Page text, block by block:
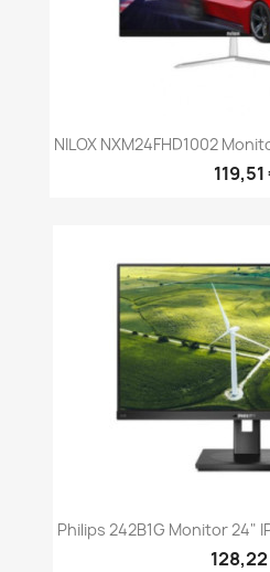
NILOX NXM24FHD1002
Philips 242B1G Monitor 24"